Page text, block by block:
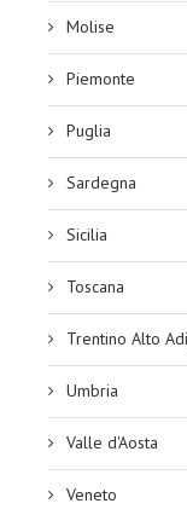
Molise
Piemonte
Puglia
Sardegna
Sicilia
Toscana
Trentino Alto
Umbria
Valle d'Aosta
Veneto